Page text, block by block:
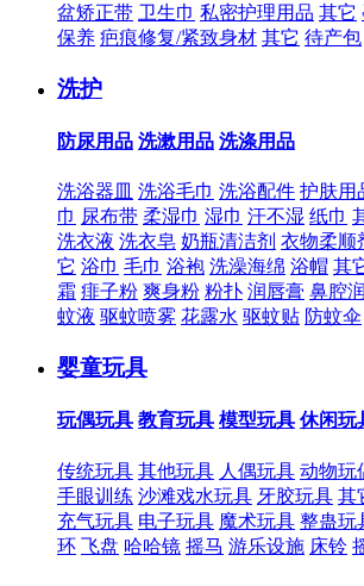
盆矫正带 卫生巾 私密护理用品 其它
保养 疤痕修复/紧致身材 其它 待产包
洗护
防尿用品 洗漱用品 洗涤用品
洗浴器皿 洗浴毛巾 洗浴配件 护肤用
巾 尿布带 柔湿巾 湿巾 汗不湿 纸巾
洗衣液 洗衣皂 奶瓶清洁剂 衣物柔顺
它 浴巾 毛巾 浴袍 洗澡海绵 浴帽 其
霜 痱子粉 爽身粉 粉扑 润唇膏 鼻腔
蚊液 驱蚊喷雾 花露水 驱蚊贴 防蚊伞
婴童玩具
玩偶玩具 教育玩具 模型玩具 休闲玩
传统玩具 其他玩具 人偶玩具 动物玩
手眼训练 沙滩戏水玩具 牙胶玩具 其
充气玩具 电子玩具 魔术玩具 整蛊玩
环 飞盘 哈哈镜 摇马 游乐设施 床铃